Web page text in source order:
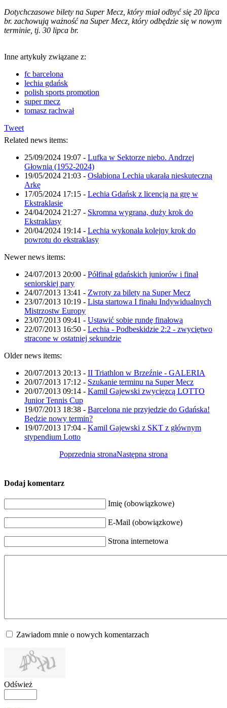
Dotychczasowe bilety na Super Mecz, który miał odbyć się 20 lipca
br. zachowują ważność na Super Mecz, który odbędzie się w nowym
terminie, tj. 30 lipca br.
Inne artykuły związane z:
fc barcelona
lechia gdańsk
polish sports promotion
super mecz
tomasz rachwał
Tweet
Related news items:
25/09/2024 19:07 - Lufka w Sektorze niebo. Andrzej
Głownia (1952-2024)
19/05/2024 21:03 - Osłabiona Lechia ukarała nieskuteczną
Arkę
17/05/2024 17:15 - Lechia Gdańsk z licencją na grę w
Ekstraklasie
24/04/2024 21:27 - Skromna wygrana, duży krok do
Ekstraklasy
20/04/2024 19:14 - Lechia wykonała kolejny krok do
powrotu do ekstraklasy
Newer news items:
24/07/2013 20:00 - Półfinał gdańskich juniorów i finał
seniorskiej pary
24/07/2013 13:41 - Zwroty za bilety na Super Mecz
23/07/2013 10:19 - Lista startowa I finału Indywidualnych
Mistrzostw Europy
23/07/2013 09:41 - Ustawić sobie rundę finałową
22/07/2013 16:50 - Lechia - Podbeskidzie 2:2 - zwyciętwo
stracone w ostatniej sekundzie
Older news items:
20/07/2013 20:13 - II Triathlon w Brzeźnie - GALERIA
20/07/2013 17:12 - Szukanie terminu na Super Mecz
20/07/2013 09:14 - Kamil Gajewski zwycięzcą LOTTO
Junior Tennis Cup
19/07/2013 18:38 - Barcelona nie przyjedzie do Gdańska!
Będzie nowy termin?
19/07/2013 17:04 - Kamil Gajewski z SKT z głównym
stypendium Lotto
Poprzednia stronaNastępna strona
Dodaj komentarz
Imię (obowiązkowe)
E-Mail (obowiązkowe)
Strona internetowa
Zawiadom mnie o nowych komentarzach
Odśwież